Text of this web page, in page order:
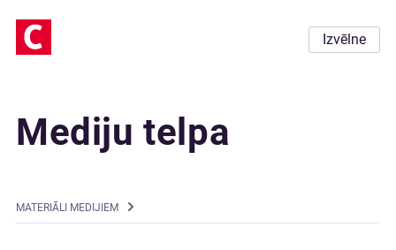
Izvēlne
Mediju telpa
MATERIĀLI MEDIJIEM